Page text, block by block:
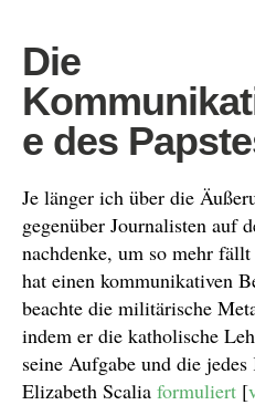
Die
e des
Je länger ich über die
gegenüber Journalisten auf
nachdenke, um so mehr
hat einen kommunikativen
beachte die militärische
indem er die katholische
seine Aufgabe und die
Elizabeth Scalia formuliert [